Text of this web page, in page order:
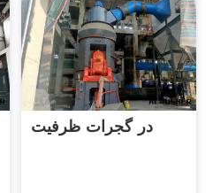
در گجرات ظرفیت